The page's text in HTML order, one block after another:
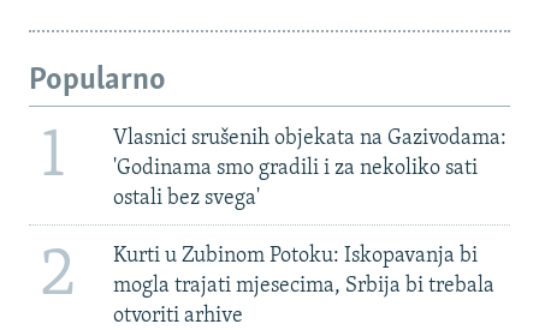
Popularno
1
Vlasnici srušenih objekata na Gazivodama:
'Godinama smo gradili i za nekoliko sati
ostali bez svega'
2
Kurti u Zubinom Potoku: Iskopavanja bi
mogla trajati mjesecima, Srbija bi trebala
otvoriti arhive